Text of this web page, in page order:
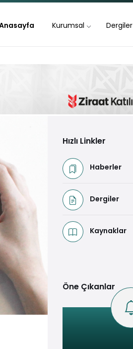
Kurumsal Dergiler
Hızlı Linkler
Haberler
Dergiler
Kaynaklar
Öne Çıkanlar